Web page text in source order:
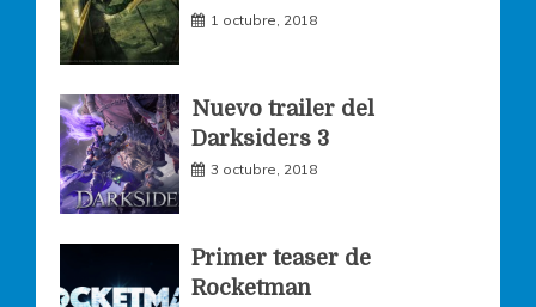
o
m
r
1 octubre, 2018
Nuevo trailer del
Darksiders 3
3 octubre, 2018
Primer teaser de
Rocketman